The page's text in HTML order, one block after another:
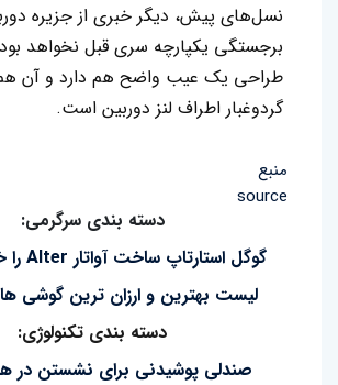
نسل‌های پیش، دیگر خبری از جزیره
برجستگی یکپارچه سری قبل نخواهد
طراحی یک عیب واضح هم دارد و آن
گردوغبار اطراف لنز دوربین است.
منبع
source
دسته بندی سرگرمی:
گوگل استارتاپ ساخت آواتار Alter را خریداری کرد
لیست بهترین و ارزان ترین گوشی
دسته بندی تکنولوژی:
صندلی پوشیدنی برای نشستن در